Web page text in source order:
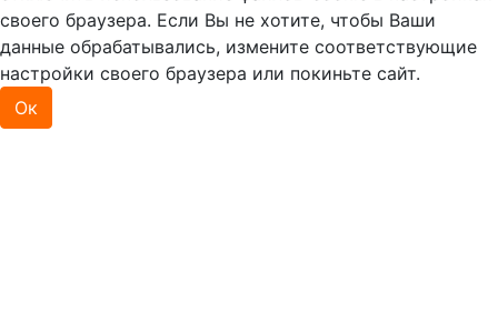
своего браузера. Если Вы не хотите, чтобы Ваши
данные обрабатывались, измените соответствующие
настройки своего браузера или покиньте сайт.
Ок